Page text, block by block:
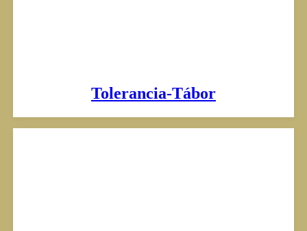
Tolerancia-Tábor